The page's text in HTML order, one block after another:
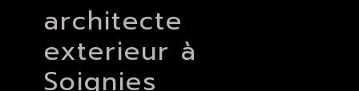
architecte
exterieur à
Soignies